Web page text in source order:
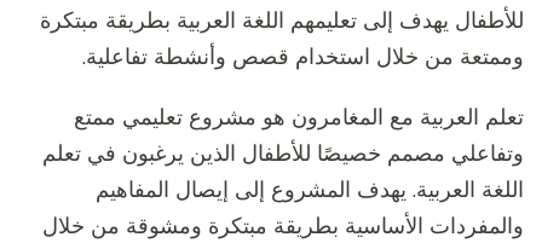
للأطفال يهدف إلى تعليمهم اللغة العربية بطريقة مبتكرة
وممتعة من خلال استخدام قصص وأنشطة تفاعلية.
تعلم العربية مع المغامرون هو مشروع تعليمي ممتع
وتفاعلي مصمم خصيصًا للأطفال الذين يرغبون في تعلم
اللغة العربية. يهدف المشروع إلى إيصال المفاهيم
والمفردات الأساسية بطريقة مبتكرة ومشوقة من خلال